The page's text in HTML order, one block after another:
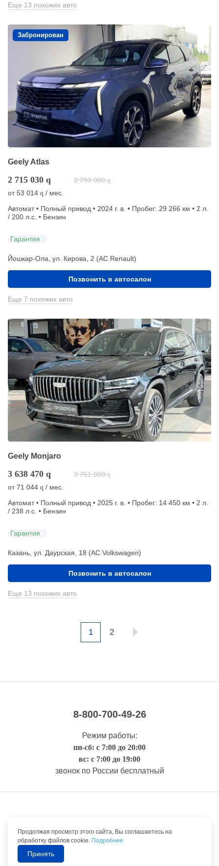
Еще 13 похожих авто
Забронирован
Geely Atlas
2 715 030 q 2 799 000 q
от53 014 q / мес.
Автомат • Полный привод • 2024 г. в. • Пробег: 29 266 км • 2 л.
/ 200 л.с. • Бензин
Гарантия
Йошкар-Ола, ул. Кирова, 2 (АС Renault)
Позвонить в автосалон
Еще 7 похожих авто
Geely Monjaro
3 638 470 q 3 751 000 q
от71 044 q / мес.
Автомат • Полный привод • 2025 г. в. • Пробег: 14 450 км • 2 л.
/ 238 л.с. • Бензин
Гарантия
Казань, ул. Даурская, 18 (АС Volkswagen)
Позвонить в автосалон
Еще 13 похожих авто
1 2
8-800-700-49-26
Режим работы:
пн-сб: с 7:00 до 20:00
вс: с 7:00 до 19:00
звонок по России бесплатный
Правовая информация
©1992-2026 ТрансТехСервис – продажа и обслуживание автомобилей.
Продолжая просмотр этого сайта, Вы соглашаетесь на
обработку файлов cookie. Подробнее
Принять